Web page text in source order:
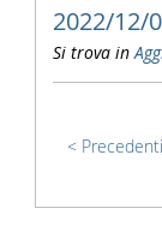
2022/12/
Si trova in